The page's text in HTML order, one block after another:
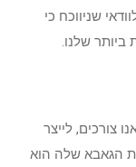
שניווכח כי
שלנו.
צורכים, לייצר
הגאבא שלה הוא